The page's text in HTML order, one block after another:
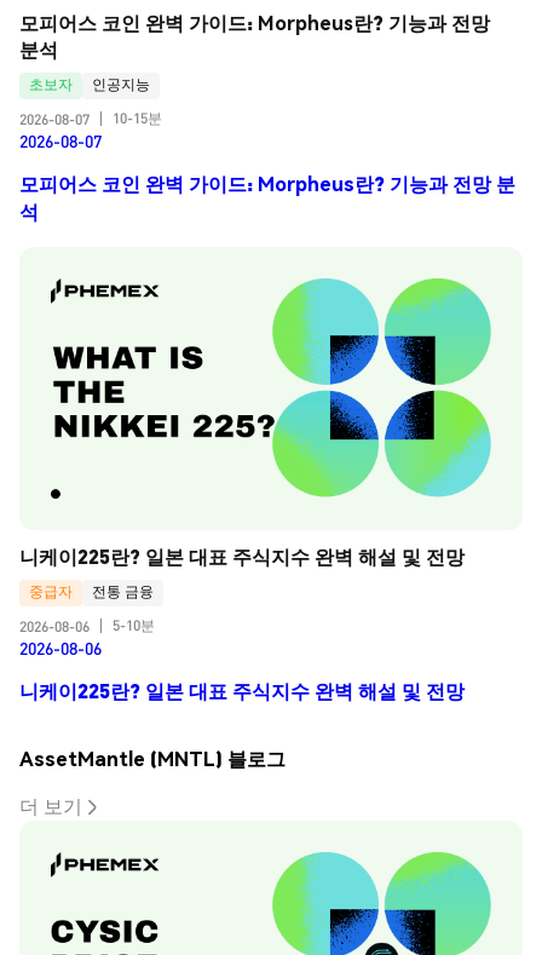
모피어스 코인 완벽 가이드: Morpheus란? 기능과 전망
분석
초보자
인공지능
2026-08-07
10-15분
2026-08-07
모피어스 코인 완벽 가이드: Morpheus란? 기능과 전망 분
석
니케이225란? 일본 대표 주식지수 완벽 해설 및 전망
중급자
전통 금융
2026-08-06
5-10분
2026-08-06
니케이225란? 일본 대표 주식지수 완벽 해설 및 전망
AssetMantle (MNTL) 블로그
더 보기